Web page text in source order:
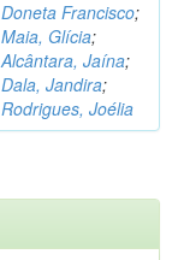
Doneta Francisco;
Maia, Glícia;
Alcântara, Jaína;
Dala, Jandira;
Rodrigues, Joélia